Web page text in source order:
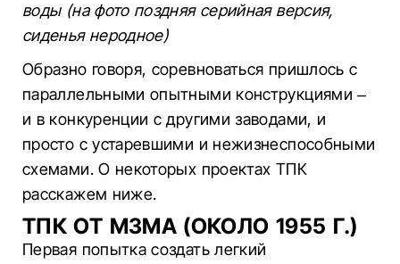
воды (на фото поздняя серийная версия,
сиденья неродное)
Образно говоря, соревноваться пришлось с
параллельными опытными конструкциями –
и в конкуренции с другими заводами, и
просто с устаревшими и нежизнеспособными
схемами. О некоторых проектах ТПК
расскажем ниже.
ТПК ОТ МЗМА (ОКОЛО 1955 Г.)
Первая попытка создать легкий